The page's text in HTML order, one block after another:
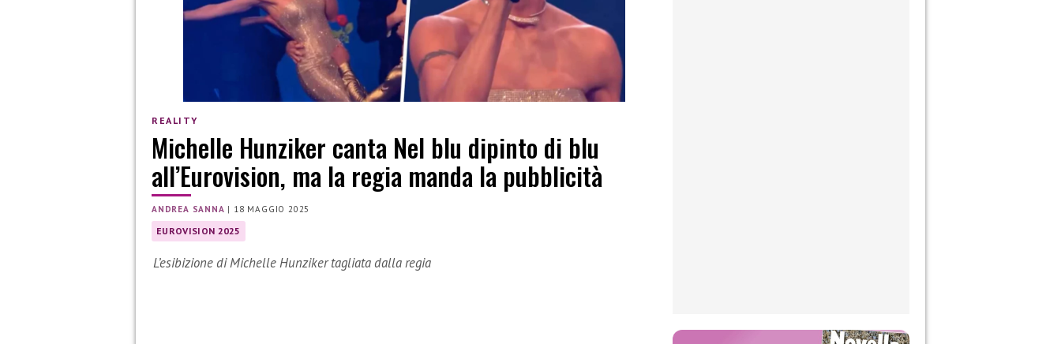
REALITY
Michelle Hunziker canta Nel blu dipinto di blu
all’Eurovision, ma la regia manda la pubblicità
ANDREA SANNA | 18 MAGGIO 2025
EUROVISION 2025
L’esibizione di Michelle Hunziker tagliata dalla regia